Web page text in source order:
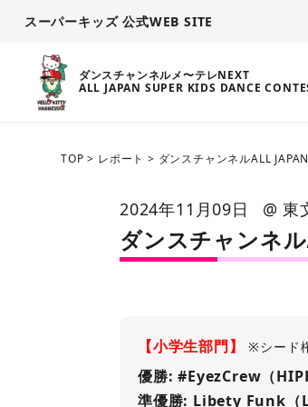
スーパーキッズ 公式WEB SITE
ダンスチャンネルメ〜テレNEXT
ALL JAPAN SUPER KIDS DANCE
TOP > レポート > ダンスチャンネルALL
2024年11月09日 @ 東
ダンスチャンネル
【小学生部門】 ※シード
優勝: #EyezCrew（
準優勝: Libety Funk（